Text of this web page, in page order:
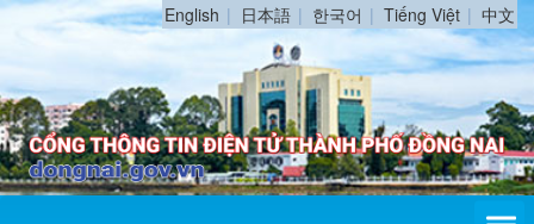
English 日本語 한국어 Tiếng Việt 中文